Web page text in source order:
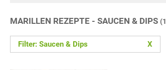
MARILLEN REZEPTE - SAUCEN & DIPS
Filter: Saucen & Dips X